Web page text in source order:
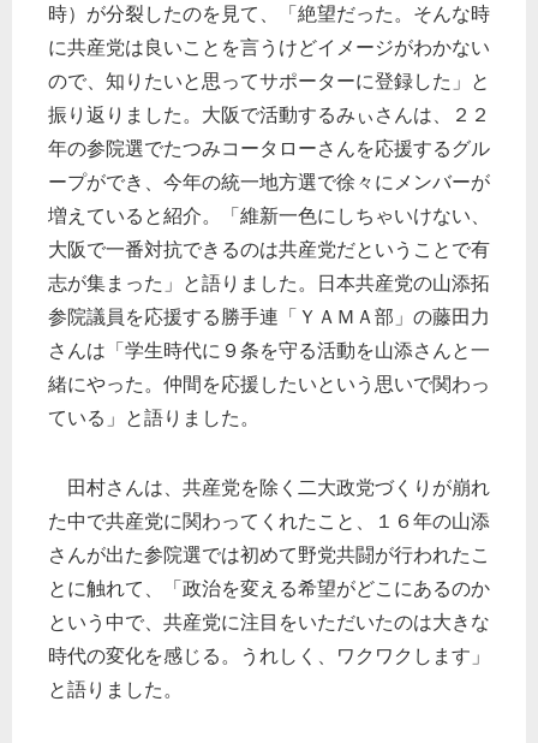
時）が分裂したのを見て、「絶望だった。そんな時
に共産党は良いことを言うけどイメージがわかない
ので、知りたいと思ってサポーターに登録した」と
振り返りました。大阪で活動するみぃさんは、２２
年の参院選でたつみコータローさんを応援するグル
ープができ、今年の統一地方選で徐々にメンバーが
増えていると紹介。「維新一色にしちゃいけない、
大阪で一番対抗できるのは共産党だということで有
志が集まった」と語りました。日本共産党の山添拓
参院議員を応援する勝手連「ＹＡＭＡ部」の藤田力
さんは「学生時代に９条を守る活動を山添さんと一
緒にやった。仲間を応援したいという思いで関わっ
ている」と語りました。
田村さんは、共産党を除く二大政党づくりが崩れ
た中で共産党に関わってくれたこと、１６年の山添
さんが出た参院選では初めて野党共闘が行われたこ
とに触れて、「政治を変える希望がどこにあるのか
という中で、共産党に注目をいただいたのは大きな
時代の変化を感じる。うれしく、ワクワクします」
と語りました。